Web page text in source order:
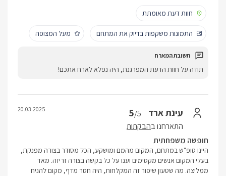
חוות דעת מאומתת
התמונות משקפות בדיוק את המתחם מעל המצופה
תודה על חוות הדעת המפרגנת, היה נפלא לארח אתכם!
עינת ארד 5/5
התארחנו בהבקתות
20.03.2025
חופשה משפחתית
היינו סופ"ש במתחם, המקום מהמם ומושקע, הכל מסודר בצורה מפנקת,
בעלי המקום אנשים מקסימים וענו על כל בקשה בצורה זריזה. מאד
ממליצה. מה שטעון שיפור זה המקלחות, היה חסר מדף, מקום להניח